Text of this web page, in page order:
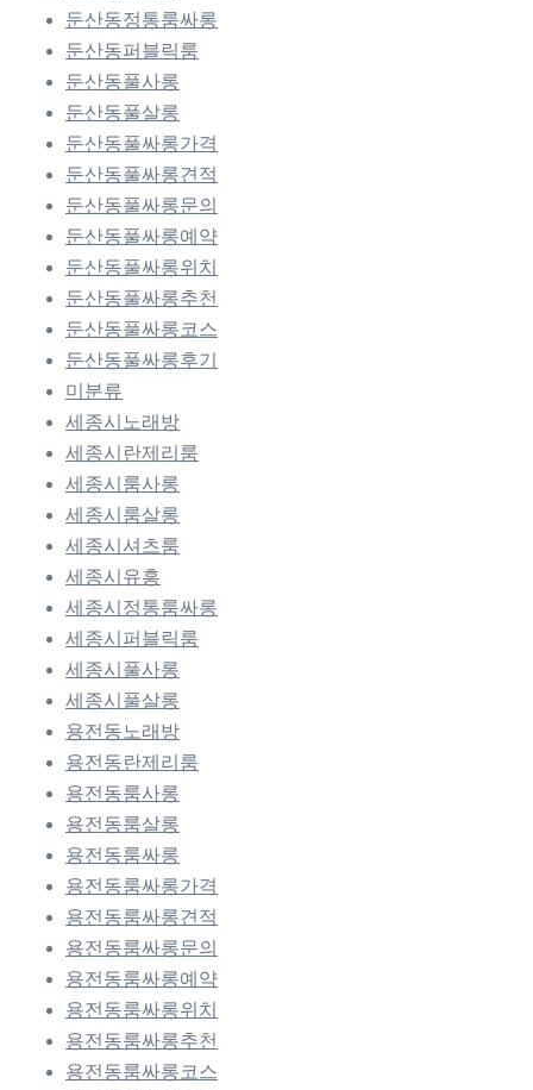
둔산동정통룸싸롱
둔산동퍼블릭룸
둔산동풀사롱
둔산동풀살롱
둔산동풀싸롱가격
둔산동풀싸롱견적
둔산동풀싸롱문의
둔산동풀싸롱예약
둔산동풀싸롱위치
둔산동풀싸롱추천
둔산동풀싸롱코스
둔산동풀싸롱후기
미분류
세종시노래방
세종시란제리룸
세종시룸사롱
세종시룸살롱
세종시셔츠룸
세종시유흥
세종시정통룸싸롱
세종시퍼블릭룸
세종시풀사롱
세종시풀살롱
용전동노래방
용전동란제리룸
용전동룸사롱
용전동룸살롱
용전동룸싸롱
용전동룸싸롱가격
용전동룸싸롱견적
용전동룸싸롱문의
용전동룸싸롱예약
용전동룸싸롱위치
용전동룸싸롱추천
용전동룸싸롱코스